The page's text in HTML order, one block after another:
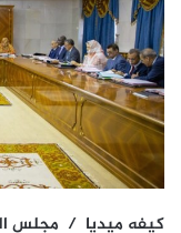
كيفه ميديا / مجلس